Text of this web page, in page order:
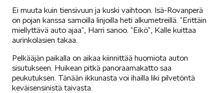
Ei muuta kuin tiensivuun ja kuski vaihtoon. Isä-Rovanperä
on pojan kanssa samoilla linjoilla heti alkumetreillä. ”Erittäin
miellyttävä auto ajaa”, Harri sanoo. ”Eikö”, Kalle kuittaa
aurinkolasien takaa.
Pelkääjän paikalla on aikaa kiinnittää huomiota auton
sisutukseen. Huikean pitkä panoraamakatto saa
peukutuksen. Tänään ikkunasta voi ihailla liki pilvetöntä
keväisensinistä taivasta.